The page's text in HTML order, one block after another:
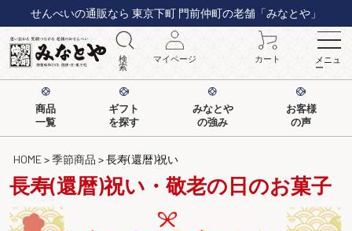
せんべいの通販なら 東京下町 門前仲町の老舗「みなとや」
検
索
マイページ カート メニュ
ー
商品
一覧
ギフト
を探す
みなとや
の強み
お客様
の声
HOME 季節商品 長寿(還暦)祝い
長寿(還暦)祝い・敬老の日のお菓子